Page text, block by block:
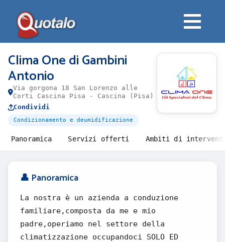
Clima One di Gambini
Antonio
Via gorgona 18 San Lorenzo alle
Corti Cascina Pisa - Cascina (Pisa)
Condividi
Condizionamento e deumidificazione
Panoramica Servizi offerti Ambiti di
👤 Panoramica
La nostra è un azienda a conduzione
familiare,composta da me e mio
padre,operiamo nel settore della
climatizzazione occupandoci SOLO ED